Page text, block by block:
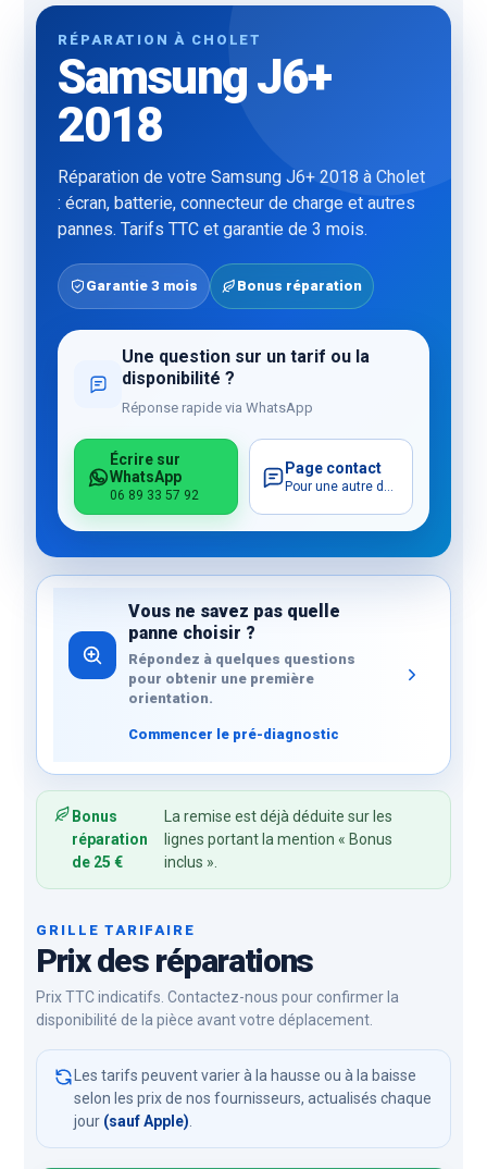
RÉPARATION À CHOLET
Samsung J6+
2018
Réparation de votre Samsung J6+ 2018 à Cholet
: écran, batterie, connecteur de charge et autres
pannes. Tarifs TTC et garantie de 3 mois.
Garantie 3 mois Bonus réparation
Une question sur un tarif ou la
disponibilité ?
Réponse rapide via WhatsApp
Écrire sur
WhatsApp
06 89 33 57 92
Page contact
Pour une autre demande
Vous ne savez pas quelle
panne choisir ?
Répondez à quelques questions
pour obtenir une première
orientation.
Commencer le pré-diagnostic
Bonus
réparation
de 25 €
La remise est déjà déduite sur les
lignes portant la mention « Bonus
inclus ».
GRILLE TARIFAIRE
Prix des réparations
Prix TTC indicatifs. Contactez-nous pour confirmer la
disponibilité de la pièce avant votre déplacement.
Les tarifs peuvent varier à la hausse ou à la baisse
selon les prix de nos fournisseurs, actualisés chaque
jour (sauf Apple).